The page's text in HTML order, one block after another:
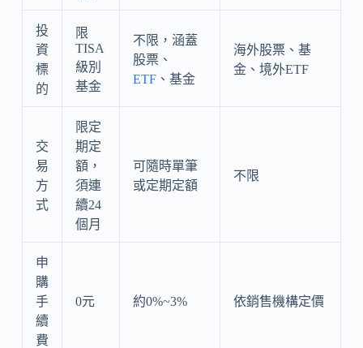
投
資
標
的
限
TISA
級別
基金
不限，涵蓋
股票、
ETF、基金
海外股票、基
金、境外ETF
交
易
方
式
限定
期定
額，
須連
續24
個月
可隨時單筆
或定期定額
不限
申
購
手
續
費
0元 約0%~3% 依銷售機構定價